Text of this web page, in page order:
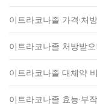
이트라코나졸 가격·처
이트라코나졸 처방받
이트라코나졸 대체약
이트라코나졸 효능·부